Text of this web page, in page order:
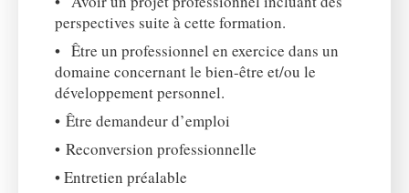
perspectives suite à cette formation.
• Être un professionnel en exercice dans un
domaine concernant le bien-être et/ou le
développement personnel.
• Être demandeur d’emploi
• Reconversion professionnelle
• Entretien préalable